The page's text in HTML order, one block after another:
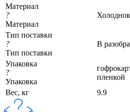
Материал
?
Материал
Тип поставки
?
Тип поставки
В
Упаковка
?
Упаковка
пленкой
Вес, кг
9.9